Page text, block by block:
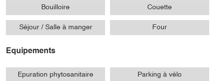
Bouilloire Couette
Séjour / Salle à manger Four
Equipements
Epuration phytosanitaire Parking à vélo